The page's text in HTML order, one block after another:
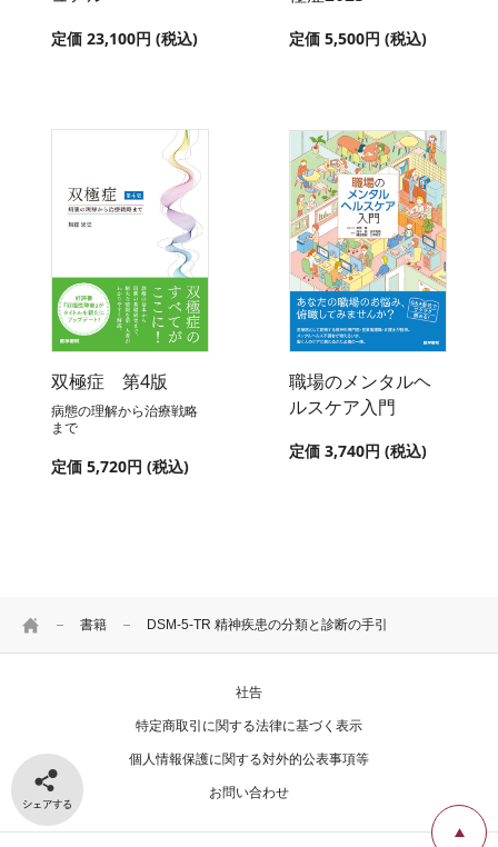
HOME 書籍 DSM-5-TR 精神疾患の分類と診断の手引
定価 23,100円 (税込) 定価 5,500円 (税込)
双極症 第4版
病態の理解から治療戦略
まで
定価 5,720円 (税込)
職場のメンタルヘ
ルスケア入門
定価 3,740円 (税込)
シェアする
社告
特定商取引に関する法律に基づく表示
個人情報保護に関する対外的公表事項等
お問い合わせ